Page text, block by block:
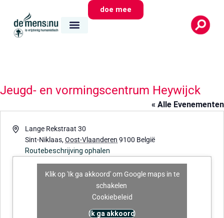
doe mee
Jeugd- en vormingscentrum Heywijck
« Alle Evenementen
AdresLange Rekstraat 30
Sint-Niklaas,Oost-Vlaanderen 9100 België
Routebeschrijving ophalen
Klik op 'Ik ga akkoord' om Google maps in te
schakelen
Cookiebeleid
Ik ga akkoord